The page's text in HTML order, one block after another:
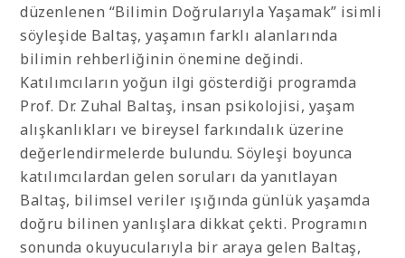
düzenlenen “Bilimin Doğrularıyla Yaşamak” isimli
söyleşide Baltaş, yaşamın farklı alanlarında
bilimin rehberliğinin önemine değindi.
Katılımcıların yoğun ilgi gösterdiği programda
Prof. Dr. Zuhal Baltaş, insan psikolojisi, yaşam
alışkanlıkları ve bireysel farkındalık üzerine
değerlendirmelerde bulundu. Söyleşi boyunca
katılımcılardan gelen soruları da yanıtlayan
Baltaş, bilimsel veriler ışığında günlük yaşamda
doğru bilinen yanlışlara dikkat çekti. Programın
sonunda okuyucularıyla bir araya gelen Baltaş,